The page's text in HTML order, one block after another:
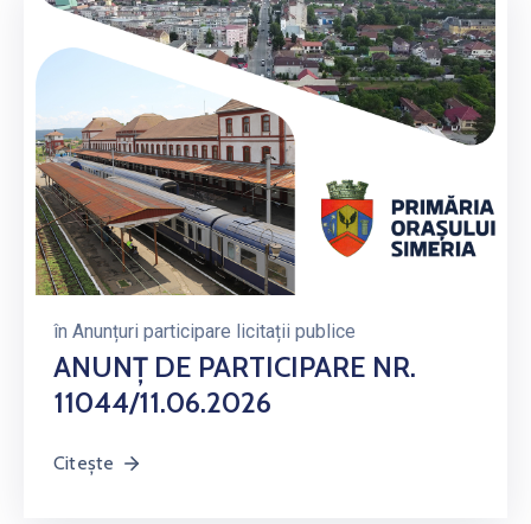
în Anunțuri participare licitații publice
ANUNȚ DE PARTICIPARE NR.
11044/11.06.2026
Citește